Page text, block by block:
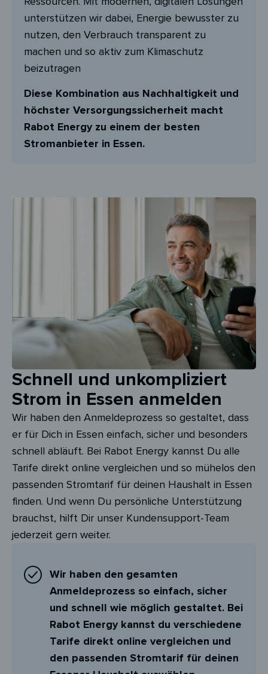
unterstützen wir dabei, Energie bewusster zu
nutzen, den Verbrauch transparent zu
machen und so aktiv zum Klimaschutz
beizutragen
Diese Kombination aus Nachhaltigkeit und
höchster Versorgungssicherheit macht
Rabot Energy zu einem der besten
Stromanbieter in Essen.
Schnell und unkompliziert
Strom in Essen anmelden
Wir haben den Anmeldeprozess so gestaltet, dass
er für Dich in Essen einfach, sicher und besonders
schnell abläuft. Bei Rabot Energy kannst Du alle
Tarife direkt online vergleichen und so mühelos den
passenden Stromtarif für deinen Haushalt in Essen
finden. Und wenn Du persönliche Unterstützung
brauchst, hilft Dir unser Kundensupport-Team
jederzeit gern weiter.
Wir haben den gesamten
Anmeldeprozess so einfach, sicher
und schnell wie möglich gestaltet. Bei
Rabot Energy kannst du verschiedene
Tarife direkt online vergleichen und
den passenden Stromtarif für deinen